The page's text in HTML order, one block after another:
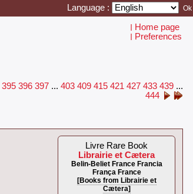
Language :
Home page
Preferences
395 396 397 ... 403 409 415 421 427 433 439 ...
444
Livre Rare Book
Librairie et Cætera
Belin-Beliet France Francia
França France
[Books from Librairie et
Cætera]